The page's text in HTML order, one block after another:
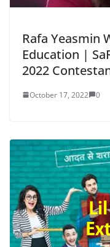
Rafa Yeasmin
Education |
2022
October 17, 2022 0